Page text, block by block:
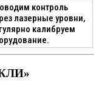
контроль
лазерные уровни,
калибруем